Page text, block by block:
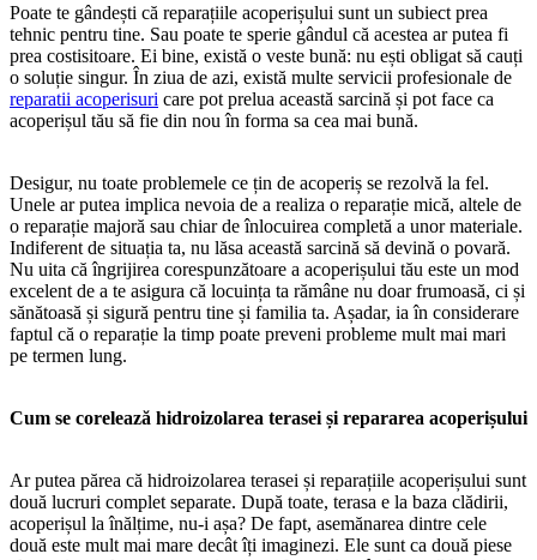
Poate te gândești că reparațiile acoperișului sunt un subiect prea
tehnic pentru tine. Sau poate te sperie gândul că acestea ar putea fi
prea costisitoare. Ei bine, există o veste bună: nu ești obligat să cauți
o soluție singur. În ziua de azi, există multe servicii profesionale de
reparatii acoperisuri care pot prelua această sarcină și pot face ca
acoperișul tău să fie din nou în forma sa cea mai bună.
Desigur, nu toate problemele ce țin de acoperiș se rezolvă la fel.
Unele ar putea implica nevoia de a realiza o reparație mică, altele de
o reparație majoră sau chiar de înlocuirea completă a unor materiale.
Indiferent de situația ta, nu lăsa această sarcină să devină o povară.
Nu uita că îngrijirea corespunzătoare a acoperișului tău este un mod
excelent de a te asigura că locuința ta rămâne nu doar frumoasă, ci și
sănătoasă și sigură pentru tine și familia ta. Așadar, ia în considerare
faptul că o reparație la timp poate preveni probleme mult mai mari
pe termen lung.
Cum se corelează hidroizolarea terasei și repararea acoperișului
Ar putea părea că hidroizolarea terasei și reparațiile acoperișului sunt
două lucruri complet separate. După toate, terasa e la baza clădirii,
acoperișul la înălțime, nu-i așa? De fapt, asemănarea dintre cele
două este mult mai mare decât îți imaginezi. Ele sunt ca două piese